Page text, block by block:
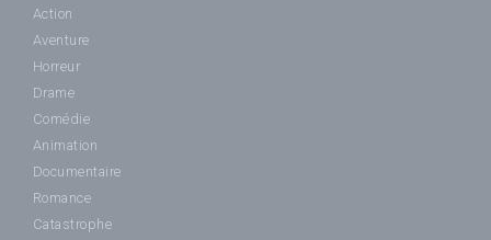
Action
Aventure
Horreur
Drame
Comédie
Animation
Documentaire
Romance
Catastrophe